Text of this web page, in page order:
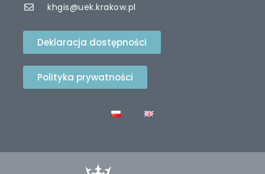
khgis@uek.krakow.pl
Deklaracja dostępności
Polityka prywatności